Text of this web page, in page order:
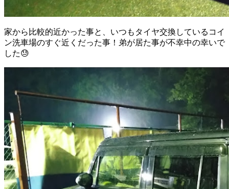
家から比較的近かった事と、いつもタイヤ交換しているコイ
ン洗車場のすぐ近くだった事！弟が居た事が不幸中の幸いで
した😓